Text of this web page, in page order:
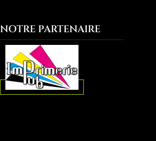
NOTRE PARTENAIRE